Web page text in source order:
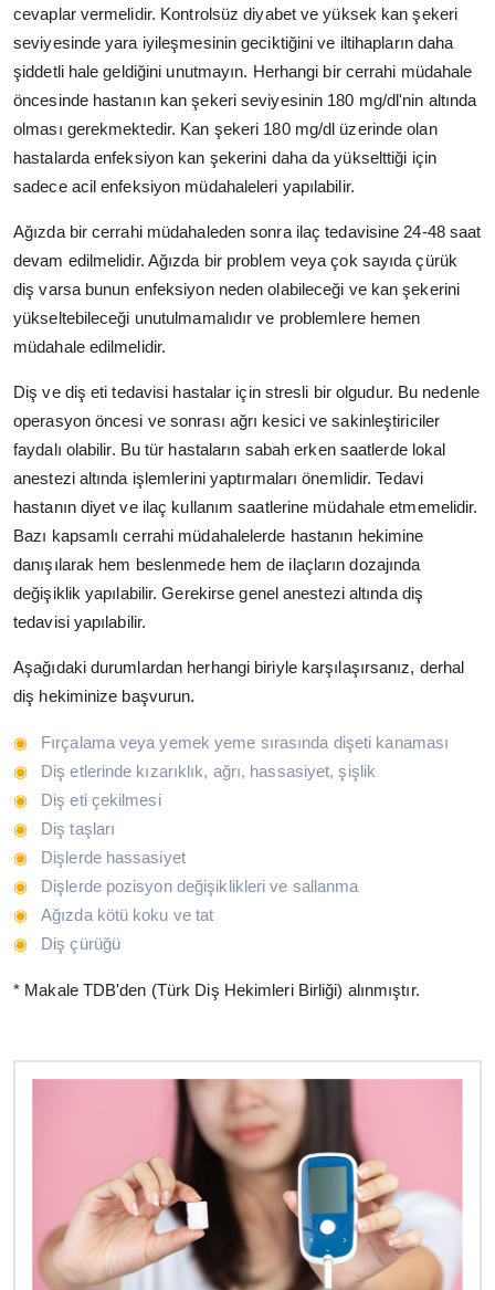
cevaplar vermelidir. Kontrolsüz diyabet ve yüksek kan şekeri
seviyesinde yara iyileşmesinin geciktiğini ve iltihapların daha
şiddetli hale geldiğini unutmayın. Herhangi bir cerrahi müdahale
öncesinde hastanın kan şekeri seviyesinin 180 mg/dl'nin altında
olması gerekmektedir. Kan şekeri 180 mg/dl üzerinde olan
hastalarda enfeksiyon kan şekerini daha da yükselttiği için
sadece acil enfeksiyon müdahaleleri yapılabilir.
Ağızda bir cerrahi müdahaleden sonra ilaç tedavisine 24-48 saat
devam edilmelidir. Ağızda bir problem veya çok sayıda çürük
diş varsa bunun enfeksiyon neden olabileceği ve kan şekerini
yükseltebileceği unutulmamalıdır ve problemlere hemen
müdahale edilmelidir.
Diş ve diş eti tedavisi hastalar için stresli bir olgudur. Bu nedenle
operasyon öncesi ve sonrası ağrı kesici ve sakinleştiriciler
faydalı olabilir. Bu tür hastaların sabah erken saatlerde lokal
anestezi altında işlemlerini yaptırmaları önemlidir. Tedavi
hastanın diyet ve ilaç kullanım saatlerine müdahale etmemelidir.
Bazı kapsamlı cerrahi müdahalelerde hastanın hekimine
danışılarak hem beslenmede hem de ilaçların dozajında
değişiklik yapılabilir. Gerekirse genel anestezi altında diş
tedavisi yapılabilir.
Aşağıdaki durumlardan herhangi biriyle karşılaşırsanız, derhal
diş hekiminize başvurun.
Fırçalama veya yemek yeme sırasında dişeti kanaması
Diş etlerinde kızarıklık, ağrı, hassasiyet, şişlik
Diş eti çekilmesi
Diş taşları
Dişlerde hassasiyet
Dişlerde pozisyon değişiklikleri ve sallanma
Ağızda kötü koku ve tat
Diş çürüğü
* Makale TDB'den (Türk Diş Hekimleri Birliği) alınmıştır.